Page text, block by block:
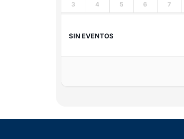
3
4
5
6
7
SIN EVENTOS